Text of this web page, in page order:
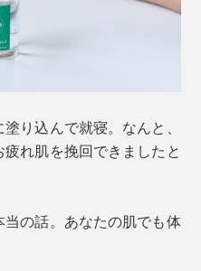
り込んで就寝。なんと、
れ肌を挽回できましたと
の話。あなたの肌でも体